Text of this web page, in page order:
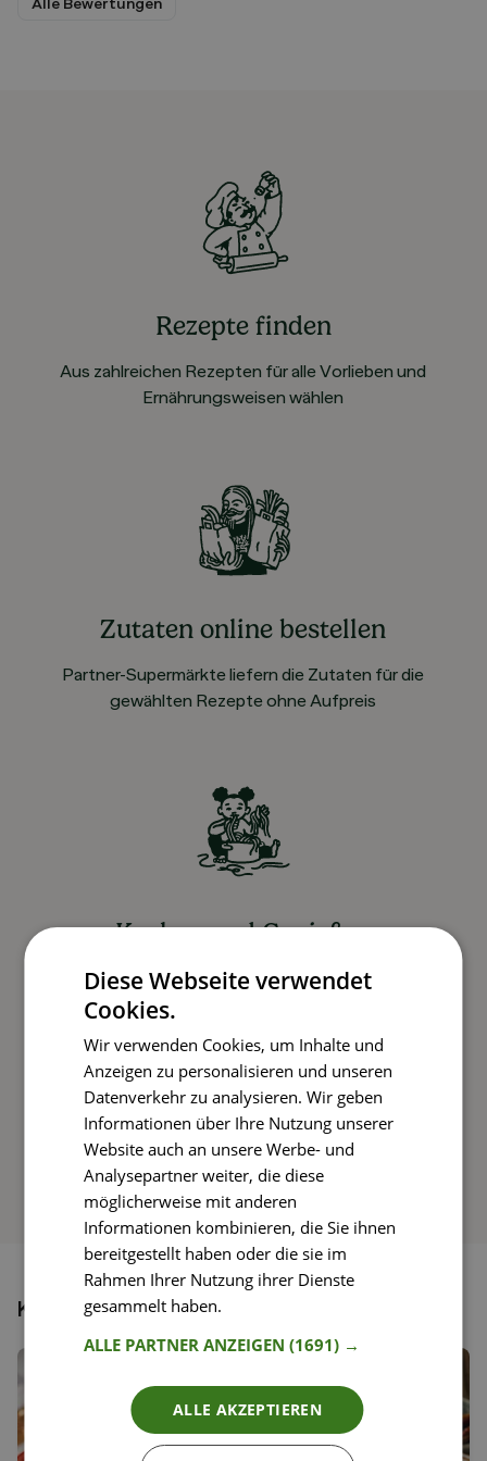
Rezepte finden
Aus zahlreichen Rezepten für alle Vorlieben und
Ernährungsweisen wählen
Zutaten online bestellen
Partner-Supermärkte liefern die Zutaten für die
gewählten Rezepte ohne Aufpreis
Kochen und Genießen
Rezepte mit einfachen Schritt-für-Schritt-
Anleitungen nachkochen
So funktioniert’s
Könnte dir auch gefallen
Diese Webseite verwendet
Cookies.
Wir verwenden Cookies, um Inhalte und
Anzeigen zu personalisieren und unseren
Datenverkehr zu analysieren. Wir geben
Informationen über Ihre Nutzung unserer
Website auch an unsere Werbe- und
Analysepartner weiter, die diese
möglicherweise mit anderen
Informationen kombinieren, die Sie ihnen
bereitgestellt haben oder die sie im
Rahmen Ihrer Nutzung ihrer Dienste
gesammelt haben.
ALLE PARTNER ANZEIGEN(1691) →
ALLE AKZEPTIEREN